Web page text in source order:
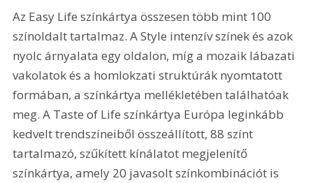
Az Easy Life színkártya összesen több mint 100
színoldalt tartalmaz. A Style intenzív színek és azok
nyolc árnyalata egy oldalon, míg a mozaik lábazati
vakolatok és a homlokzati struktúrák nyomtatott
formában, a színkártya mellékletében találhatóak
meg. A Taste of Life színkártya Európa leginkább
kedvelt trendszíneiből összeállított, 88 színt
tartalmazó, szűkített kínálatot megjelenítő
színkártya, amely 20 javasolt színkombinációt is